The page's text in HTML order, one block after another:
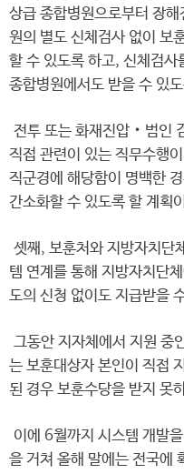
상급 종합병원으로부터 장
원의 별도 신체검사 없이 보
할 수 있도록 하고, 신체검
종합병원에서도 받을 수 있
전투 또는 화재진압‧범인
직접 관련이 있는 직무수행
직군경에 해당함이 명백한
간소화할 수 있도록 할 계획
셋째, 보훈처와 지방자치단
템 연계를 통해 지방자치단
도의 신청 없이도 지급받을
그동안 지자체에서 지원 중
는 보훈대상자 본인이 직접
된 경우 보훈수당을 받지 못
이에 6월까지 시스템 개발
을 거쳐 올해 말에는 전국에